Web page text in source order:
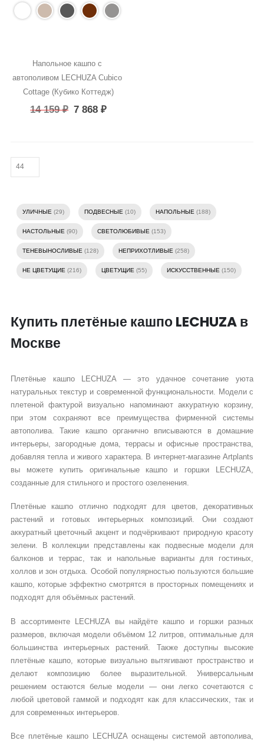
Напольное кашпо с
автополивом LECHUZA Cubico
Cottage (Кубико Коттедж)
14 159₽ 7 868 ₽
УЛИЧНЫЕ (29) ПОДВЕСНЫЕ (10) НАПОЛЬНЫЕ (188)
НАСТОЛЬНЫЕ (90) СВЕТОЛЮБИВЫЕ (153)
ТЕНЕВЫНОСЛИВЫЕ (128) НЕПРИХОТЛИВЫЕ (258)
НЕ ЦВЕТУЩИЕ (216) ЦВЕТУЩИЕ (55) ИСКУССТВЕННЫЕ (150)
Купить плетёные кашпо LECHUZA в
Москве
Плетёные кашпо LECHUZA — это удачное сочетание уюта
натуральных текстур и современной функциональности. Модели с
плетеной фактурой визуально напоминают аккуратную корзину,
при этом сохраняют все преимущества фирменной системы
автополива. Такие кашпо органично вписываются в домашние
интерьеры, загородные дома, террасы и офисные пространства,
добавляя тепла и живого характера. В интернет-магазине Artplants
вы можете купить оригинальные кашпо и горшки LECHUZA,
созданные для стильного и простого озеленения.
Плетёные кашпо отлично подходят для цветов, декоративных
растений и готовых интерьерных композиций. Они создают
аккуратный цветочный акцент и подчёркивают природную красоту
зелени. В коллекции представлены как подвесные модели для
балконов и террас, так и напольные варианты для гостиных,
холлов и зон отдыха. Особой популярностью пользуются большие
кашпо, которые эффектно смотрятся в просторных помещениях и
подходят для объёмных растений.
В ассортименте LECHUZA вы найдёте кашпо и горшки разных
размеров, включая модели объёмом 12 литров, оптимальные для
большинства интерьерных растений. Также доступны высокие
плетёные кашпо, которые визуально вытягивают пространство и
делают композицию более выразительной. Универсальным
решением остаются белые модели — они легко сочетаются с
любой цветовой гаммой и подходят как для классических, так и
для современных интерьеров.
Все плетёные кашпо LECHUZA оснащены системой автополива,